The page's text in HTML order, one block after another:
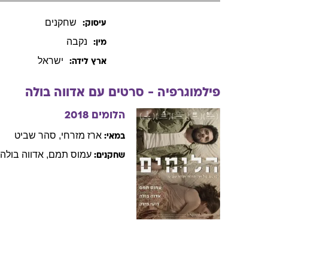
עיסוק: שחקנים
מין: נקבה
ארץ לידה: ישראל
פילמוגרפיה - סרטים עם אדווה בולה
הלומים 2018
במאי: ארז מזרחי, סהר שביט
שחקנים: עמוס תמם, אדווה בולה